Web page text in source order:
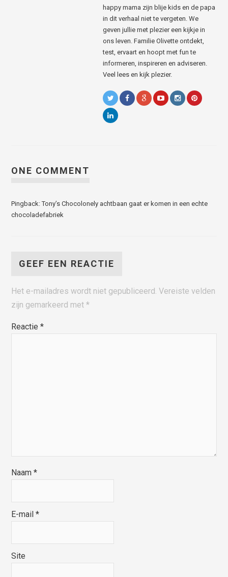
happy mama zijn blije kids en de papa
in dit verhaal niet te vergeten. We
geven jullie met plezier een kijkje in
ons leven. Familie Olivette ontdekt,
test, ervaart en hoopt met fun te
informeren, inspireren en adviseren.
Veel lees en kijk plezier.
ONE COMMENT
Pingback: Tony’s Chocolonely achtbaan gaat er komen in een echte
chocoladefabriek
GEEF EEN REACTIE
Het e-mailadres wordt niet gepubliceerd. Vereiste velden
zijn gemarkeerd met*
Reactie*
Naam*
E-mail*
Site